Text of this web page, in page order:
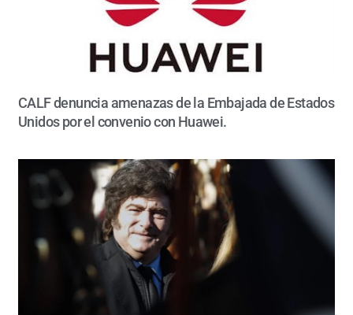
CALF denuncia amenazas de la Embajada de Estados
Unidos por el convenio con Huawei.